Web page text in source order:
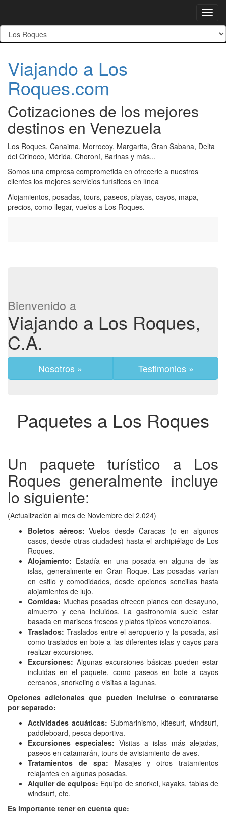
Viajando a Los
Roques.com
Cotizaciones de los mejores
destinos en Venezuela
Los Roques, Canaima, Morrocoy, Margarita, Gran Sabana, Delta
del Orinoco, Mérida, Choroní, Barinas y más...
Somos una empresa comprometida en ofrecerle a nuestros
clientes los mejores servicios turísticos en línea
Alojamientos, posadas, tours, paseos, playas, cayos, mapa,
precios, como llegar, vuelos a Los Roques.
Bienvenido a
Viajando a Los Roques,
C.A.
Nosotros » Testimonios »
Paquetes a Los Roques
Un paquete turístico a Los
Roques generalmente incluye
lo siguiente:
(Actualización al mes de Noviembre del 2.024)
Boletos aéreos: Vuelos desde Caracas (o en algunos
casos, desde otras ciudades) hasta el archipiélago de Los
Roques.
Alojamiento: Estadía en una posada en alguna de las
islas, generalmente en Gran Roque. Las posadas varían
en estilo y comodidades, desde opciones sencillas hasta
alojamientos de lujo.
Comidas: Muchas posadas ofrecen planes con desayuno,
almuerzo y cena incluidos. La gastronomía suele estar
basada en mariscos frescos y platos típicos venezolanos.
Traslados: Traslados entre el aeropuerto y la posada, así
como traslados en bote a las diferentes islas y cayos para
realizar excursiones.
Excursiones: Algunas excursiones básicas pueden estar
incluidas en el paquete, como paseos en bote a cayos
cercanos, snorkeling o visitas a lagunas.
Opciones adicionales que pueden incluirse o contratarse
por separado:
Actividades acuáticas: Submarinismo, kitesurf, windsurf,
paddleboard, pesca deportiva.
Excursiones especiales: Visitas a islas más alejadas,
paseos en catamarán, tours de avistamiento de aves.
Tratamientos de spa: Masajes y otros tratamientos
relajantes en algunas posadas.
Alquiler de equipos: Equipo de snorkel, kayaks, tablas de
windsurf, etc.
Es importante tener en cuenta que: